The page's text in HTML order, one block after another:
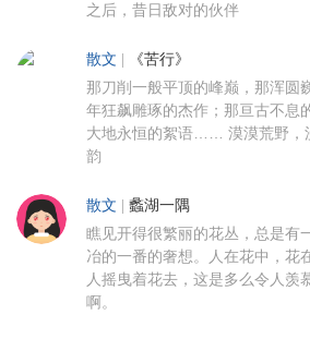
之后，昔日敌对的伙伴
散文 《苦行》
那刀削一般平顶的峰巅，那浑圆
年狂飙雕琢的杰作；那亘古不息
大地永恒的絮语…… 漠漠荒野，
韵
散文 蠡湖一隅
瞧见开得很繁丽的花丛，总是有
冶的一番的奢想。人在花中，花
人摇曳着花去，这是多么令人羡
啊。